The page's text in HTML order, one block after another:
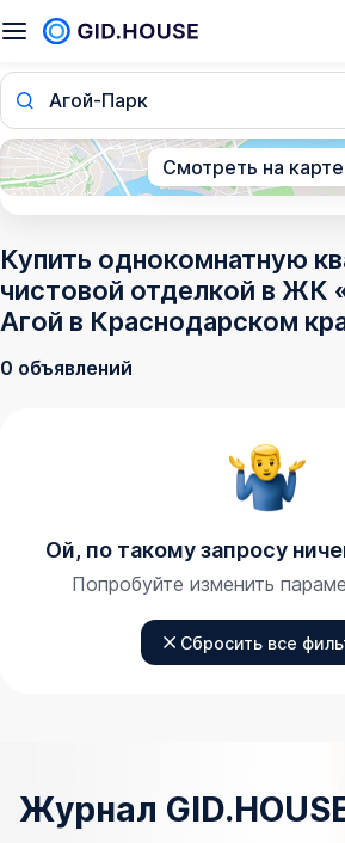
Агой-Парк
Смотреть на карте
Купить однокомнатную
чистовой отделкой в ЖК
Агой в Краснодарском
0 объявлений
Ой, по такому запросу
Попробуйте изменить
Сбросить все
Журнал